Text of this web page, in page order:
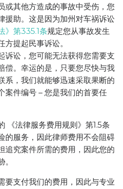
或其他方造成的事故中受伤，您
援助。这是因为加州对车祸诉讼
》第335.1条规定您从事故发生
提起民事诉讼。
诉讼，您可能无法获得您需要支
偿。幸运的是，只要您尽快与我
系，我们就能够迅速采取果断的
案件编号 – 您是我们的首要任
《法律服务费用规则》第1.5条
的服务，因此律师费用不会阻碍
追究案件所需的费用，因此您的
要支付我们的费用，因此与专业